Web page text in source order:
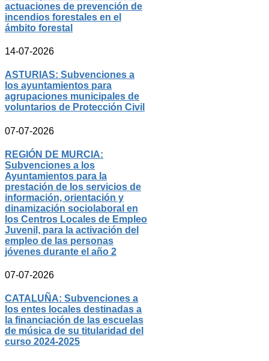
actuaciones de prevención de
incendios forestales en el
ámbito forestal
14-07-2026
ASTURIAS: Subvenciones a
los ayuntamientos para
agrupaciones municipales de
voluntarios de Protección Civil
07-07-2026
REGIÓN DE MURCIA:
Subvenciones a los
Ayuntamientos para la
prestación de los servicios de
información, orientación y
dinamización sociolaboral en
los Centros Locales de Empleo
Juvenil, para la activación del
empleo de las personas
jóvenes durante el año 2
07-07-2026
CATALUÑA: Subvenciones a
los entes locales destinadas a
la financiación de las escuelas
de música de su titularidad del
curso 2024-2025